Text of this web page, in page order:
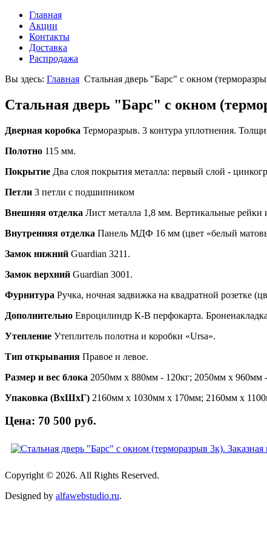
Главная
Акции
Контакты
Доставка
Распродажа
Вы здесь: Главная Стальная дверь "Барс" с окном
Стальная дверь "Барс" с окном
Дверная коробка Терморазрыв. 3 контура уплотнения.
Полотно 115 мм.
Покрытие Два слоя покрытия металла: первый слой -
Петли 3 петли с подшипником
Внешняя отделка Лист металла 1,8 мм. Вертикальные рейки
Внутренняя отделка Панель МДФ 16 мм (цвет «белый
Замок нижний Guardian 3211.
Замок верхний Guardian 3001.
Фурнитура Ручка, ночная задвижка на квадратной
Дополнительно Евроцилиндр К-В перфокарта.
Утепление Утеплитель полотна и коробки «Ursa».
Тип открывания Правое и левое.
Размер и вес блока 2050мм х 880мм - 120кг; 2050мм х 960мм -
Упаковка (ВхШхГ) 2160мм х 1030мм х 170мм; 2160мм х
Цена: 70 500 руб.
Copyright © 2026. All Rights Reserved.
Designed by alfawebstudio.ru.